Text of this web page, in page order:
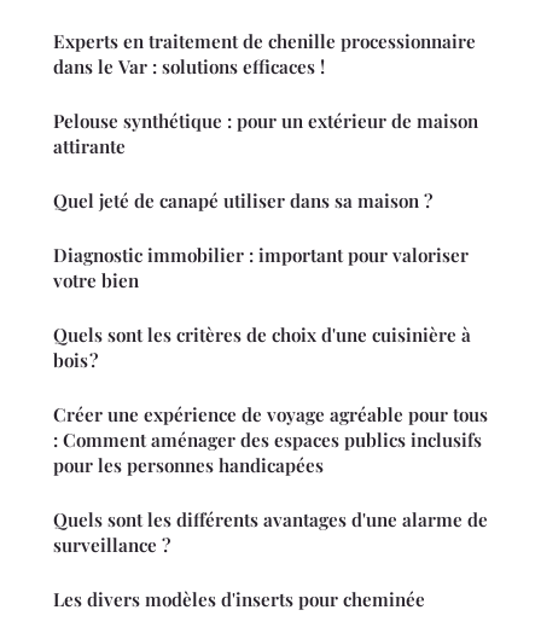
Experts en traitement de chenille processionnaire
dans le Var : solutions efficaces !
Pelouse synthétique : pour un extérieur de maison
attirante
Quel jeté de canapé utiliser dans sa maison ?
Diagnostic immobilier : important pour valoriser
votre bien
Quels sont les critères de choix d'une cuisinière à
bois ?
Créer une expérience de voyage agréable pour tous
: Comment aménager des espaces publics inclusifs
pour les personnes handicapées
Quels sont les différents avantages d'une alarme de
surveillance ?
Les divers modèles d'inserts pour cheminée